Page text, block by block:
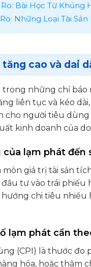
Bài Học Từ Khủng
Những Loại Tài
tăng cao và dai
trong những chỉ báo
liên tục và kéo
cho người tiêu
kinh doanh của
của lạm phát đến
mòn giá trị tài sản
tư vào trái phiếu
chi tiêu nhiều
lạm phát cần
(CPI) là thước đo
hóa, hoặc thậm